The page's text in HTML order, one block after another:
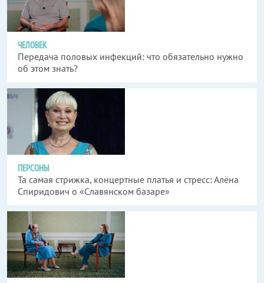
ЧЕЛОВЕК
Передача половых инфекций: что обязательно нужно
об этом знать?
ПЕРСОНЫ
Та самая стрижка, концертные платья и стресс: Алёна
Спиридович о «Славянском базаре»